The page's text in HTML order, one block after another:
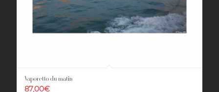
Vaporetto du matin
87,00€